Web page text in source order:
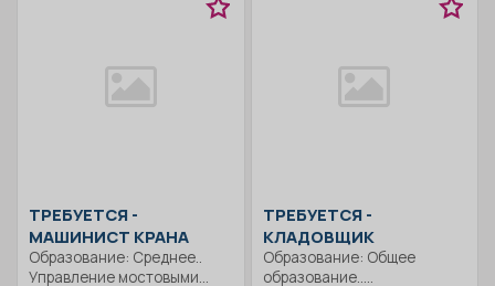
ТРЕБУЕТСЯ -
МАШИНИСТ КРАНА
Образование: Среднее..
Управление мостовыми
ТРЕБУЕТСЯ -
КЛАДОВЩИК
Образование: Общее
образование..